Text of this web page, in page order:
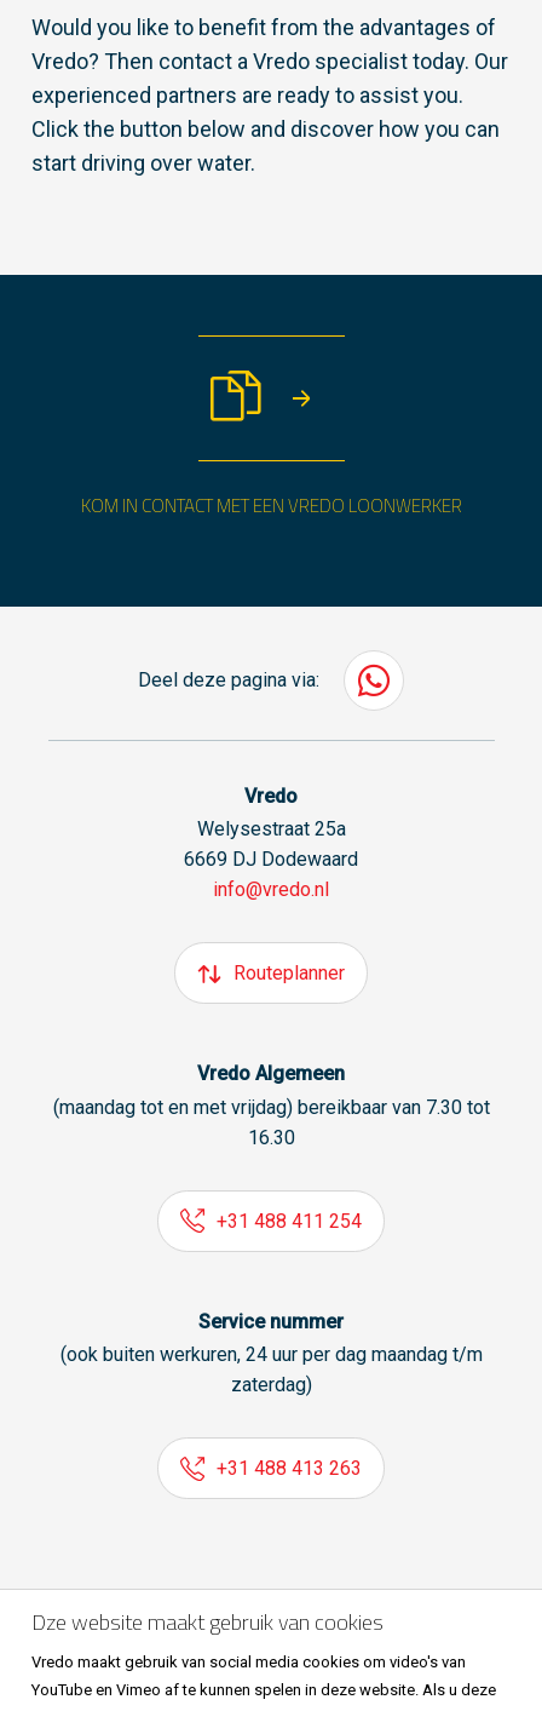
Would you like to benefit from the advantages of
Vredo? Then contact a Vredo specialist today. Our
experienced partners are ready to assist you.
Click the button below and discover how you can
start driving over water.
KOM IN CONTACT MET EEN VREDO LOONWERKER
Deel deze pagina via:
Vredo
Welysestraat 25a
6669 DJ Dodewaard
info@vredo.nl
Routeplanner
Vredo Algemeen
(maandag tot en met vrijdag) bereikbaar van 7.30 tot
16.30
+31 488 411 254
Service nummer
(ook buiten werkuren, 24 uur per dag maandag t/m
zaterdag)
+31 488 413 263
Volg ons ook op
Dze website maakt gebruik van cookies
Vredo maakt gebruik van social media cookies om video's van
YouTube en Vimeo af te kunnen spelen in deze website. Als u deze